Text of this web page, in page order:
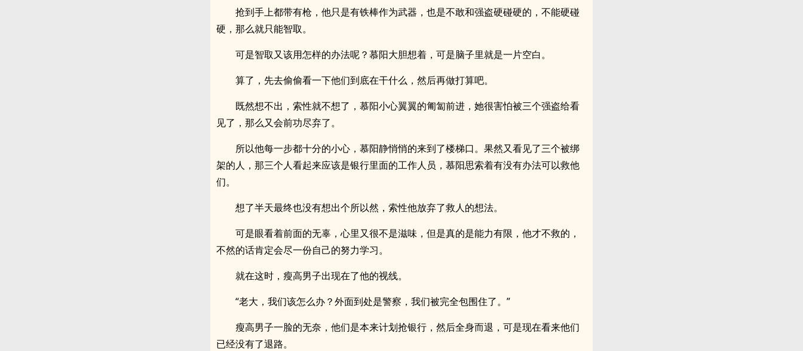
抢到手上都带有枪，他只是有铁棒作为武器，也是不敢和强盗硬碰硬的，不能硬碰
硬，那么就只能智取。
可是智取又该用怎样的办法呢？慕阳大胆想着，可是脑子里就是一片空白。
算了，先去偷偷看一下他们到底在干什么，然后再做打算吧。
既然想不出，索性就不想了，慕阳小心翼翼的匍匐前进，她很害怕被三个强盗给看
见了，那么又会前功尽弃了。
所以他每一步都十分的小心，慕阳静悄悄的来到了楼梯口。果然又看见了三个被绑
架的人，那三个人看起来应该是银行里面的工作人员，慕阳思索着有没有办法可以救他
们。
想了半天最终也没有想出个所以然，索性他放弃了救人的想法。
可是眼看着前面的无辜，心里又很不是滋味，但是真的是能力有限，他才不救的，
不然的话肯定会尽一份自己的努力学习。
就在这时，瘦高男子出现在了他的视线。
“老大，我们该怎么办？外面到处是警察，我们被完全包围住了。”
瘦高男子一脸的无奈，他们是本来计划抢银行，然后全身而退，可是现在看来他们
已经没有了退路。